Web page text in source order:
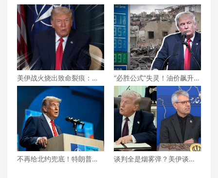
美伊战火烧出致命裂痕：吕
特低调求和却碰壁，北约正
走向事实性崩塌？
“必胜公式”失灵！油价飙升、
民怨沸腾，美伊之战特朗普
将如何收场？
不再给北约兜底！特朗普对
谈判全是烟雾弹？美伊谈判